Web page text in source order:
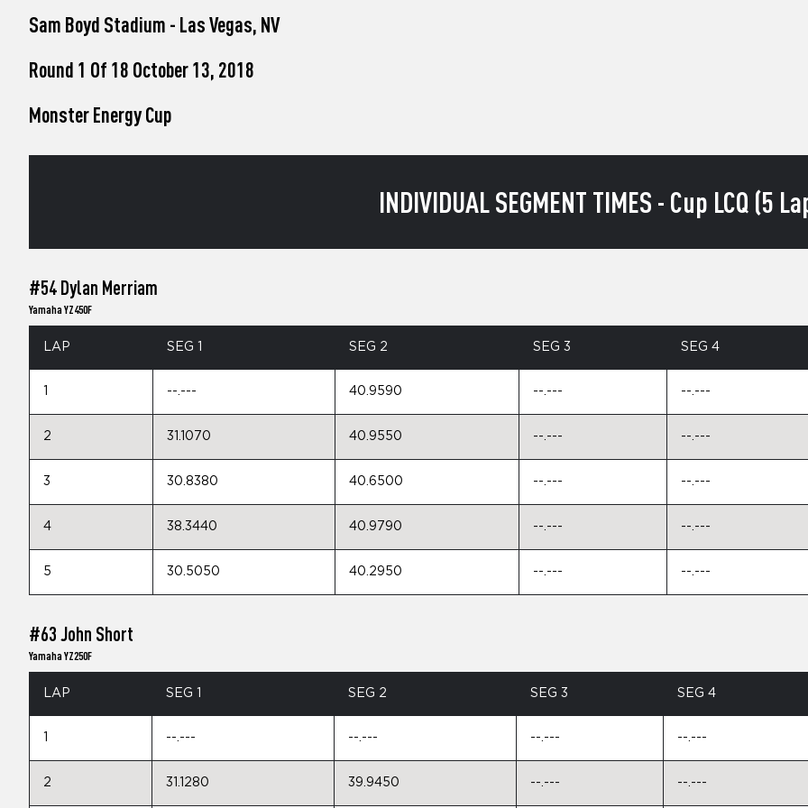
screen
Press
Sam Boyd Stadium - Las Vegas, NV
Round 1 Of 18 October 13, 2018
Monster Energy Cup
INDIVIDUAL SEGMENT TIMES - Cup LCQ (5
#54 Dylan Merriam
Yamaha YZ450F
LAP SEG 1 SEG 2 SEG 3 SEG 4
--.--- 40.9590 --.--- --.---
2 31.1070 40.9550 --.--- --.---
3 30.8380 40.6500 --.--- --.---
4 38.3440 40.9790 --.--- --.---
5 30.5050 40.2950 --.--- --.---
#63 John Short
Yamaha YZ250F
LAP SEG 1 SEG 2 SEG 3 SEG 4
--.--- --.--- --.--- --.---
2 31.1280 39.9450 --.--- --.---